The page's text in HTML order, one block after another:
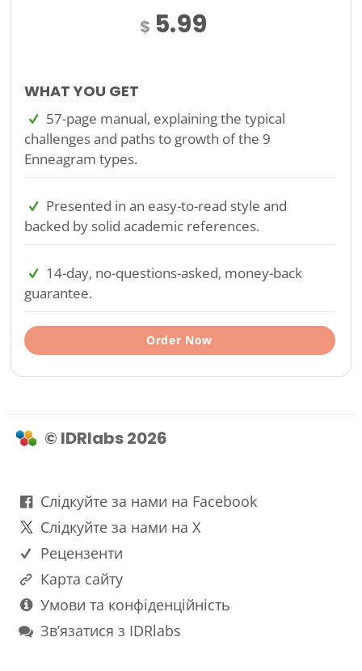
$ 5.99
WHAT YOU GET
57-page manual, explaining the typical
challenges and paths to growth of the 9
Enneagram types.
Presented in an easy-to-read style and
backed by solid academic references.
14-day, no-questions-asked, money-back
guarantee.
Order Now
© IDRlabs 2026
Слідкуйте за нами на Facebook
Слідкуйте за нами на X
Рецензенти
Карта сайту
Умови та конфіденційність
Зв’язатися з IDRlabs